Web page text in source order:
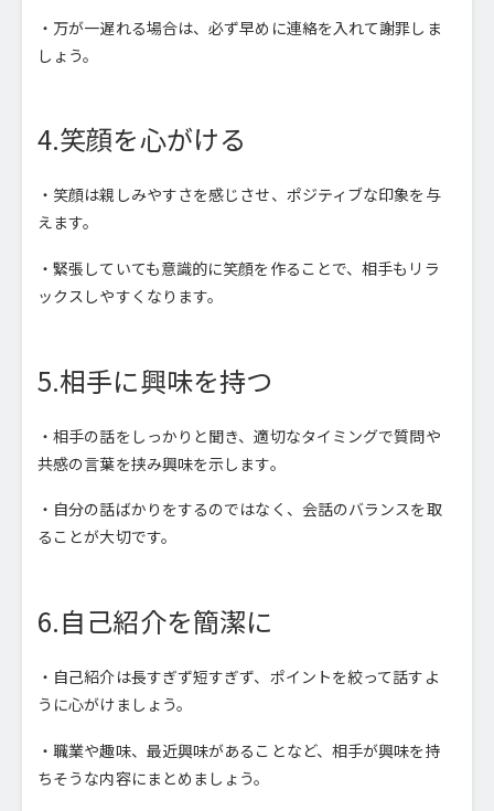
・万が一遅れる場合は、必ず早めに連絡を入れて謝罪しま
しょう。
4.笑顔を心がける
・笑顔は親しみやすさを感じさせ、ポジティブな印象を与
えます。
・緊張していても意識的に笑顔を作ることで、相手もリラ
ックスしやすくなります。
5.相手に興味を持つ
・相手の話をしっかりと聞き、適切なタイミングで質問や
共感の言葉を挟み興味を示します。
・自分の話ばかりをするのではなく、会話のバランスを取
ることが大切です。
6.自己紹介を簡潔に
・自己紹介は長すぎず短すぎず、ポイントを絞って話すよ
うに心がけましょう。
・職業や趣味、最近興味があることなど、相手が興味を持
ちそうな内容にまとめましょう。